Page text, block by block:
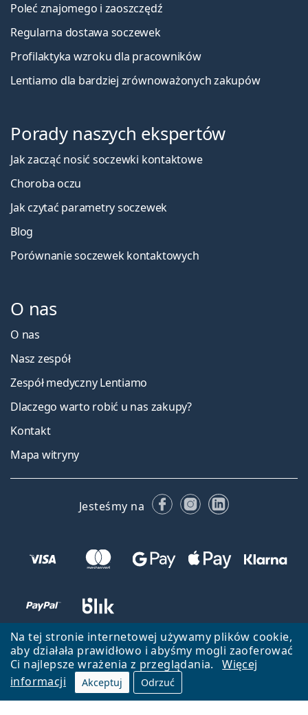
Na tej stronie internetowej używamy plików cookie,
aby działała prawidłowo i abyśmy mogli zaoferować
Ci najlepsze wrażenia z przeglądania.
Więcej
informacji
Akceptuj Odrzuć
Poleć znajomego i zaoszczędź
Regularna dostawa soczewek
Profilaktyka wzroku dla pracowników
Lentiamo dla bardziej zrównoważonych zakupów
Porady naszych ekspertów
Jak zacząć nosić soczewki kontaktowe
Choroba oczu
Jak czytać parametry soczewek
Blog
Porównanie soczewek kontaktowych
O nas
O nas
Nasz zespół
Zespół medyczny Lentiamo
Dlaczego warto robić u nas zakupy?
Kontakt
Mapa witryny
Jesteśmy na FacebookuInstagramie
LinkedIn
Wróć do strony głównej